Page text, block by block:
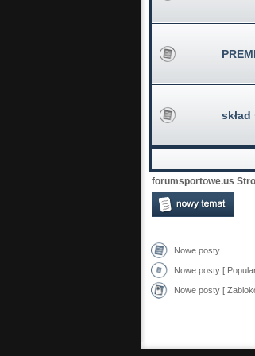
forumsportowe.us
Nowe posty
Nowe posty [
Nowe posty [